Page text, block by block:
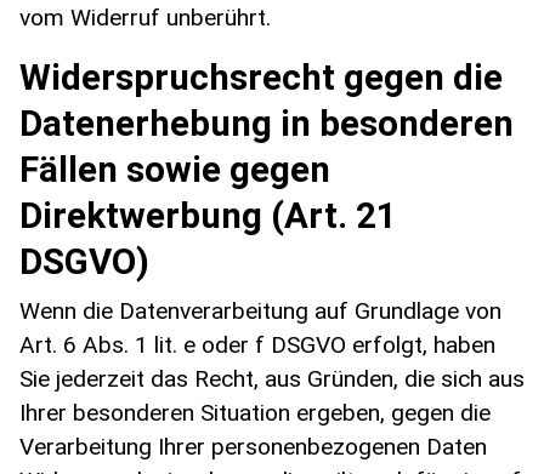
vom Widerruf unberührt.
Widerspruchsrecht gegen die
Datenerhebung in besonderen
Fällen sowie gegen
Direktwerbung (Art. 21
DSGVO)
Wenn die Datenverarbeitung auf Grundlage von
Art. 6 Abs. 1 lit. e oder f DSGVO erfolgt, haben
Sie jederzeit das Recht, aus Gründen, die sich aus
Ihrer besonderen Situation ergeben, gegen die
Verarbeitung Ihrer personenbezogenen Daten